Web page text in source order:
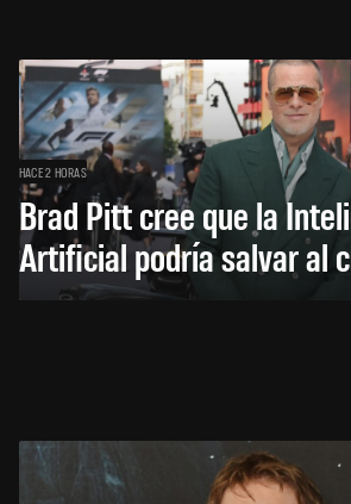
HACE 2 HORAS
Brad Pitt cree que la
Artificial podría salvar al